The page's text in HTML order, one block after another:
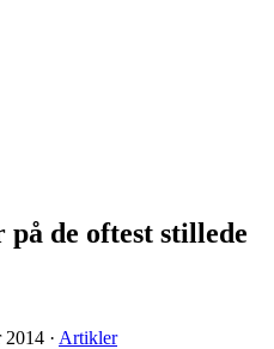
de oftest stillede
2014 · Artikler